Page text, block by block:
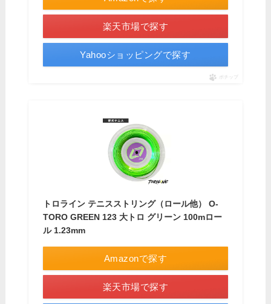
楽天市場で探す
Yahooショッピングで探す
ポチップ
トロライン テニスストリング（ロール他） O-
TORO GREEN 123 大トロ グリーン 100mロー
ル 1.23mm
Amazonで探す
楽天市場で探す